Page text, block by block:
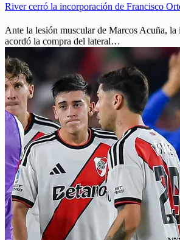
River cerró la incorporación de Francisco
Ante la lesión muscular de Marcos Acuña,
acordó la compra del lateral…